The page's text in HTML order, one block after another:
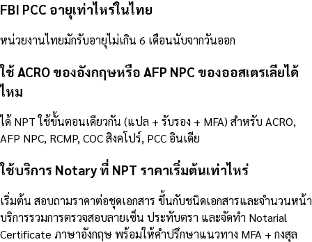
FBI PCC อายุเท่าไหร่ในไทย
หน่วยงานไทยมักรับอายุไม่เกิน 6 เดือนนับจากวันออก
ใช้ ACRO ของอังกฤษหรือ AFP NPC ของออสเตรเลียได้
ไหม
ได้ NPT ใช้ขั้นตอนเดียวกัน (แปล + รับรอง + MFA) สำหรับ ACRO,
AFP NPC, RCMP, COC สิงคโปร์, PCC อินเดีย
ใช้บริการ Notary ที่ NPT ราคาเริ่มต้นเท่าไหร่
เริ่มต้น สอบถามราคาต่อชุดเอกสาร ขึ้นกับชนิดเอกสารและจำนวนหน้า
บริการรวมการตรวจสอบลายเซ็น ประทับตรา และจัดทำ Notarial
Certificate ภาษาอังกฤษ พร้อมให้คำปรึกษาแนวทาง MFA + กงสุล